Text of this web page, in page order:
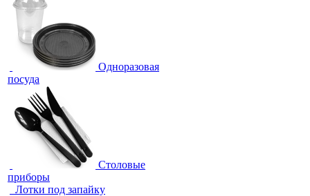
Одноразовая
посуда
Столовые
приборы
Лотки под запайку